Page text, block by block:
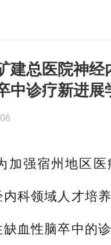
建总医院神经
中诊疗新进展
加强宿州地区
内科领域人才培
缺血性脑卒中的